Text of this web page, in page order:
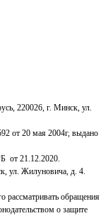
220026, г. Минск, ул.
от 20 мая 2004г, выдано
от 21.12.2020.
ул. Жилуновича, д. 4.
рассматривать обращения
о защите